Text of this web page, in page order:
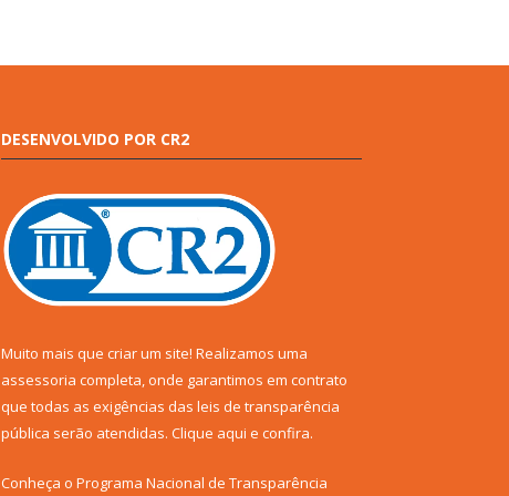
DESENVOLVIDO POR CR2
Muito mais que criar um site! Realizamos uma
assessoria completa, onde garantimos em contrato
que todas as exigências das leis de transparência
pública serão atendidas. Clique aqui e confira.
Conheça o Programa Nacional de Transparência